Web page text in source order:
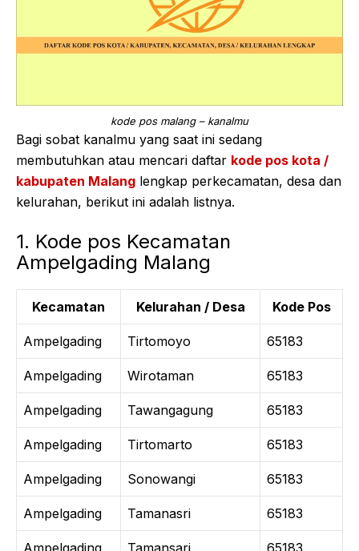
kode pos malang – kanalmu
Bagi sobat kanalmu yang saat ini sedang
membutuhkan atau mencari daftar kode pos kota /
kabupaten Malang lengkap perkecamatan, desa dan
kelurahan, berikut ini adalah listnya.
1. Kode pos Kecamatan
Ampelgading Malang
Kecamatan Kelurahan / Desa Kode Pos
Ampelgading Tirtomoyo 65183
Ampelgading Wirotaman 65183
Ampelgading Tawangagung 65183
Ampelgading Tirtomarto 65183
Ampelgading Sonowangi 65183
Ampelgading Tamanasri 65183
Ampelgading Tamansari 65183